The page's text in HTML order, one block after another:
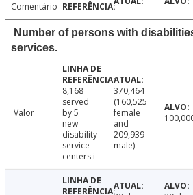
Comentário
Number of persons with
services.
Valor
8,168
served
by 5
new
disability
service
centers i
370,464
(160,525
female
and
209,939
male)